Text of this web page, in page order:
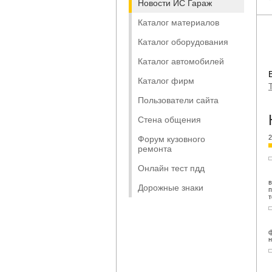
Новости ИС Гараж
Каталог материалов
Каталог оборудования
Каталог автомобилей
Каталог фирм
Пользователи сайта
Стена общения
Форум кузовного
ремонта
Онлайн тест пдд
Дорожные знаки